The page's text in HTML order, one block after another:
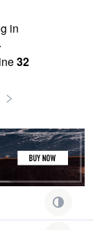
in
32